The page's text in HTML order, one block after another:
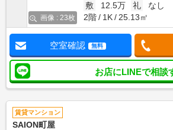
画像 : 23枚
敷
12.5万 礼
なし
2階
1K 25.13㎡
空室確認 無料
お店にLINEで相談
賃貸マンション
SAION町屋